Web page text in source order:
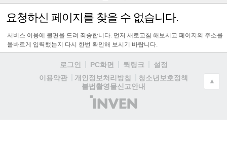
기
요청하신 페이지를 찾을 수 없습니다.
서비스 이용에 불편을 드려 죄송합니다. 먼저 새로고침 해보시고 페이지의 주소를
올바르게 입력했는지 다시 한번 확인해 보시기 바랍니다.
로그인 PC화면 퀵링크
설정
이용약관
개인정보처리방침
청소년보호정책
불법촬영물신고안내
(주)
인
▲